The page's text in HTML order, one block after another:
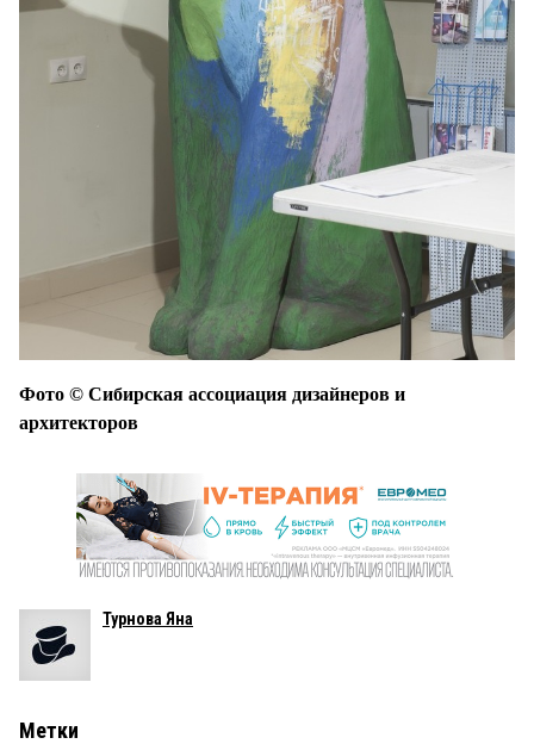
Фото © Сибирская ассоциация дизайнеров и
архитекторов
Турнова Яна
Метки